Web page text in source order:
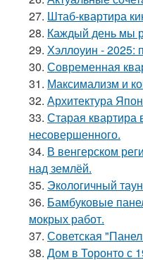
27. Штаб-квартира
28. Каждый день мы
29. Хэллоуин - 2025:
30. Современная
31. Максимализм и
32. Архитектура
33. Старая квартира
несовершенного.
34. В венгерском
над землёй.
35. Экологичный
36. Бамбуковые
мокрых работ.
37. Советская
38. Дом в Торонто с